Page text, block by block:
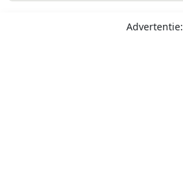
Advertentie: